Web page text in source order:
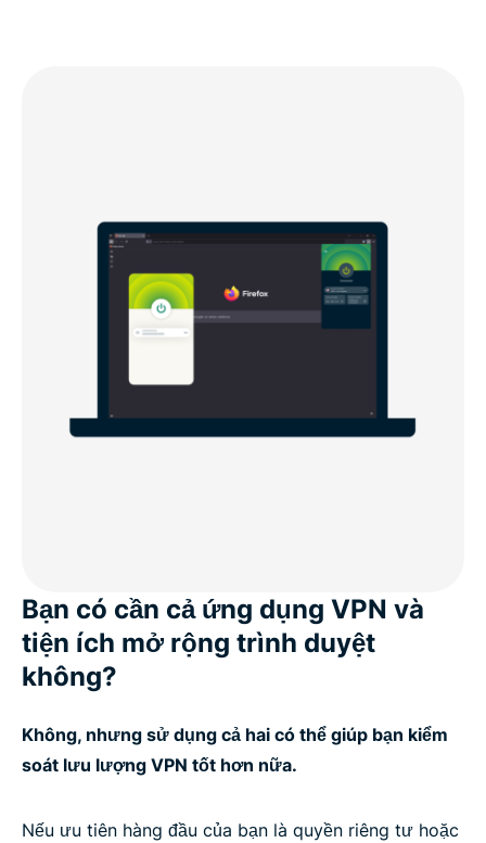
Bạn có cần cả ứng dụng VPN và
tiện ích mở rộng trình duyệt
không?
Không, nhưng sử dụng cả hai có thể giúp bạn kiểm
soát lưu lượng VPN tốt hơn nữa.
Nếu ưu tiên hàng đầu của bạn là quyền riêng tư hoặc